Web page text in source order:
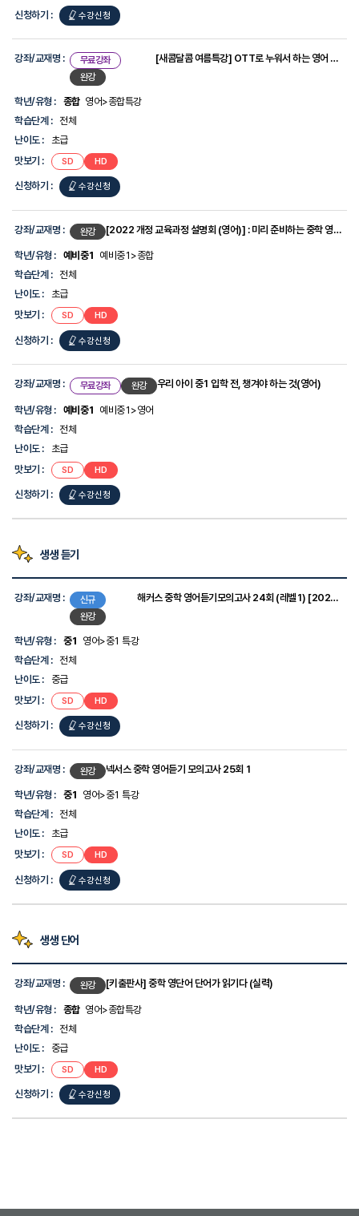
학
형,
단
계,
난
이
도,
맛
기,
청
하
기
에
한
정
보
를
공
니
다.
신청하기 : 수강신청
강좌/교재명 :
무료강좌
완강
[새콤달콤 여름특강] OTT로 누워서 하는 영어 공부
학년/유형 : 종합 영어>종합특강
학습단계 :
전체
난이도 :
초급
맛보기 :
SD HD
신청하기 : 수강신청
강좌/교재명 : 완강 [2022 개정 교육과정 설명회 (영어)] : 미리 준비하는 중학 영어 학습법
학년/유형 : 예비중1 예비중1>종합
학습단계 :
전체
난이도 :
초급
맛보기 :
SD HD
신청하기 : 수강신청
강좌/교재명 : 무료강좌 완강 우리 아이 중1 입학 전, 챙겨야 하는 것(영어)
학년/유형 : 예비중1 예비중1>영어
학습단계 :
전체
난이도 :
초급
맛보기 :
SD HD
신청하기 : 수강신청
생생 듣기
좌
-
좌/
교
재
명,
년/
형,
학
습
단
계,
난
이
도,
맛
기,
청
기
에
정
를
공
합
다.
강좌/교재명 :
신규
완강
해커스 중학 영어듣기모의고사 24회 (레벨1) [2022개정]
학년/유형 : 중1 영어>중1 특강
학습단계 :
전체
난이도 :
중급
맛보기 :
SD HD
신청하기 : 수강신청
강좌/교재명 : 완강 넥서스 중학 영어듣기 모의고사 25회 1
학년/유형 : 중1 영어>중1 특강
학습단계 :
전체
난이도 :
초급
맛보기 :
SD HD
신청하기 : 수강신청
생생 단어
좌
록
강
좌/
재
학
강좌/교재명 : 완강 [키출판사] 중학 영단어 단어가 읽기다 (실력)
학년/유형 : 종합 영어>종합특강
학습단계 :
전체
난이도 :
중급
맛보기 :
SD HD
신청하기 : 수강신청